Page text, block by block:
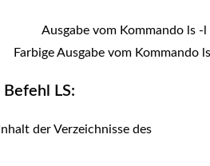
Farbige Ausgabe vom Kommando
LS:
der Verzeichnisse des